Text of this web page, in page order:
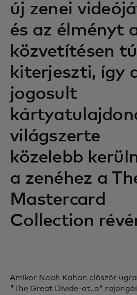
új zenei
és az élményt
közvetítésen
kiterjeszti, így
jogosult
világszerte
közelebb
a zenéhez a
Mastercard
Collection
Amikor Noah Kahan először
"The Great Divide-ot, a" rajongói